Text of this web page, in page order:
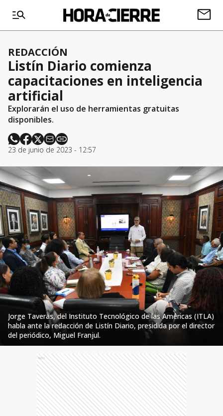
REDACCIÓN
Listín Diario comienza
capacitaciones en inteligencia
artificial
Explorarán el uso de herramientas gratuitas
disponibles.
23 de junio de 2023 - 12:57
Jorge Taveras, del Instituto Tecnológico de las Américas (ITLA)
habla ante la redacción de Listín Diario, presidida por el director
del periódico, Miguel Franjul.
Ads